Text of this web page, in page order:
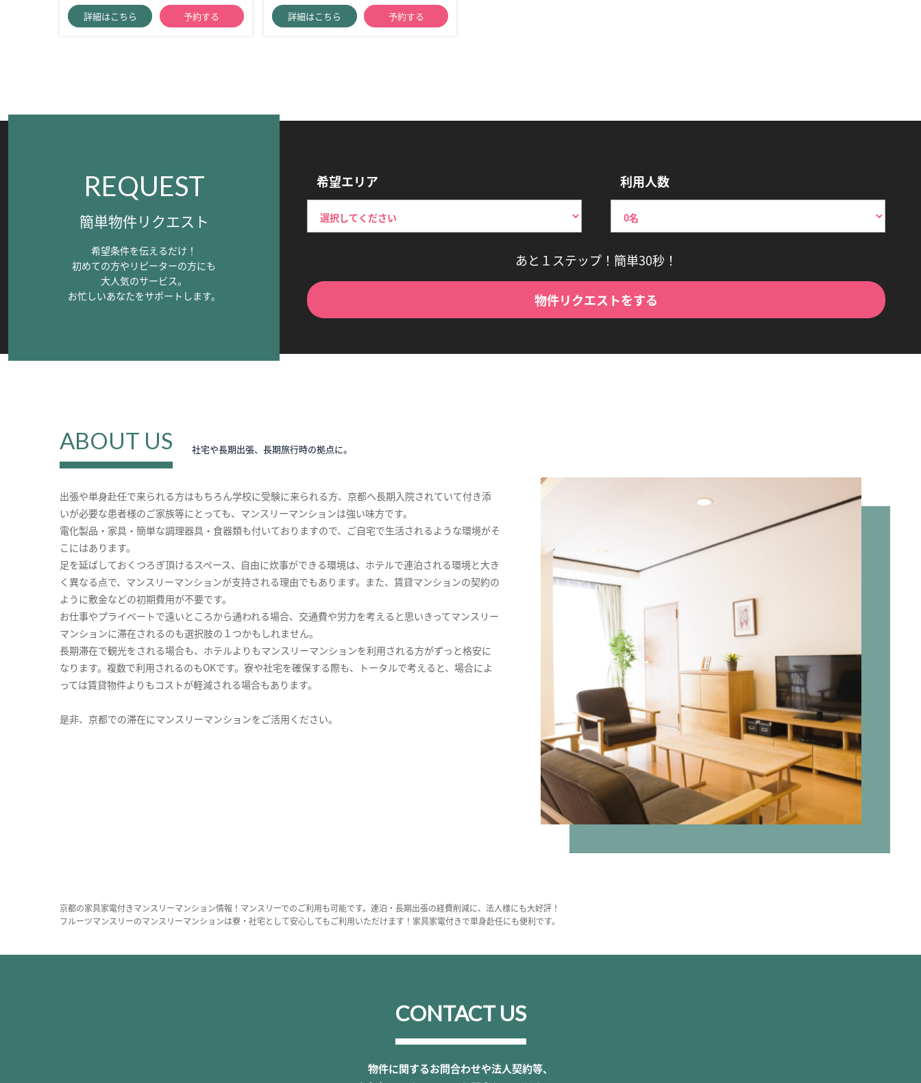
詳細はこちら 予約する 詳細はこちら 予約する
REQUEST
簡単物件リクエスト
希望条件を伝えるだけ！
初めての方やリピーターの方にも
大人気のサービス。
お忙しいあなたをサポートします。
希望エリア 利用人数
あと１ステップ！簡単30秒！
物件リクエストをする
ABOUT US 社宅や長期出張、長期旅行時の拠点に。
出張や単身赴任で来られる方はもちろん学校に受験に来られる方、京都へ長期入院されていて付き添
いが必要な患者様のご家族等にとっても、マンスリーマンションは強い味方です。
電化製品・家具・簡単な調理器具・食器類も付いておりますので、ご自宅で生活されるような環境がそ
こにはあります。
足を延ばしておくつろぎ頂けるスペース、自由に炊事ができる環境は、ホテルで連泊される環境と大き
く異なる点で、マンスリーマンションが支持される理由でもあります。また、賃貸マンションの契約の
ように敷金などの初期費用が不要です。
お仕事やプライベートで遠いところから通われる場合、交通費や労力を考えると思いきってマンスリー
マンションに滞在されるのも選択肢の１つかもしれません。
長期滞在で観光をされる場合も、ホテルよりもマンスリーマンションを利用される方がずっと格安に
なります。複数で利用されるのもOKです。寮や社宅を確保する際も、トータルで考えると、場合によ
っては賃貸物件よりもコストが軽減される場合もあります。
是非、京都での滞在にマンスリーマンションをご活用ください。
京都の家具家電付きマンスリーマンション情報！マンスリーでのご利用も可能です。連泊・長期出張の経費削減に、法人様にも大好評！
フルーツマンスリーのマンスリーマンションは寮・社宅として安心してもご利用いただけます！家具家電付きで単身赴任にも便利です。
CONTACT US
物件に関するお問合わせや法人契約等、